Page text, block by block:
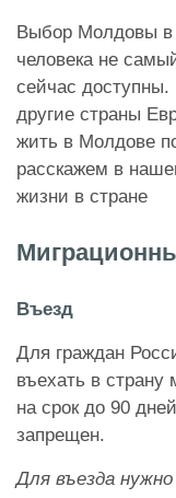
Выбор Молдовы в
человека не
сейчас
другие страны
жить в Молдове
расскажем в
жизни в стране
Въезд
Для граждан
въехать в страну
на срок до 90
запрещен.
Для въезда